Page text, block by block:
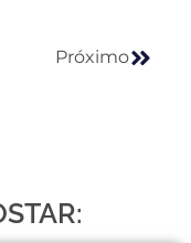
Próximo